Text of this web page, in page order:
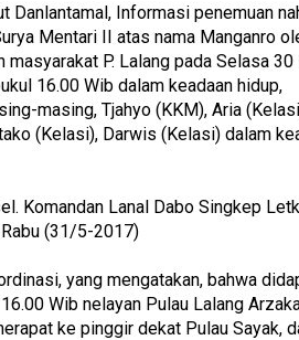
Danlantamal, Informasi penemuan
Mentari II atas nama Manganro
masyarakat P. Lalang pada Selasa
16.00 Wib dalam keadaan hidup,
masing, Tjahyo (KKM), Aria
(Kelasi), Darwis (Kelasi) dalam
Komandan Lanal Dabo Singkep
Rabu (31/5-2017)
yang mengatakan, bahwa
Wib nelayan Pulau Lalang
ke pinggir dekat Pulau Sayak,